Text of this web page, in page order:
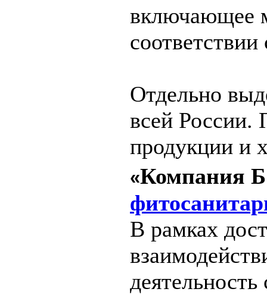
включающее
Отдельно
всей России.
продукции и
«Компания
В рамках